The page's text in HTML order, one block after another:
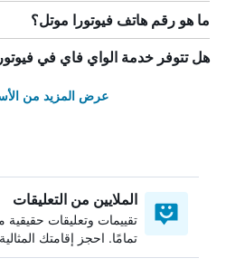
ما هو رقم هاتف فيوتورا موتل؟
هل تتوفر خدمة الواي فاي في
عرض المزيد من
الملايين من التعليقات
تقييمات وتعليقات حقيقية
تمامًا. احجز إقامتك